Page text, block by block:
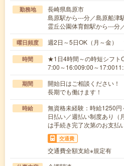
勤務地
長崎県島原市
島原駅から---分／島原船津
霊丘公園体育館駅から---分
曜日頻度 週2日～5日OK（月～金
時間
★1日4時間～の時短シフト
7:00～16:009:00～
期間
開始日はご相談ください
長期でも働けます！
時給
無資格未経験：時給1250
日払い／週払い制度あり（
は手続き完了次第のお支払
交通費
交通費全額支給※規定有